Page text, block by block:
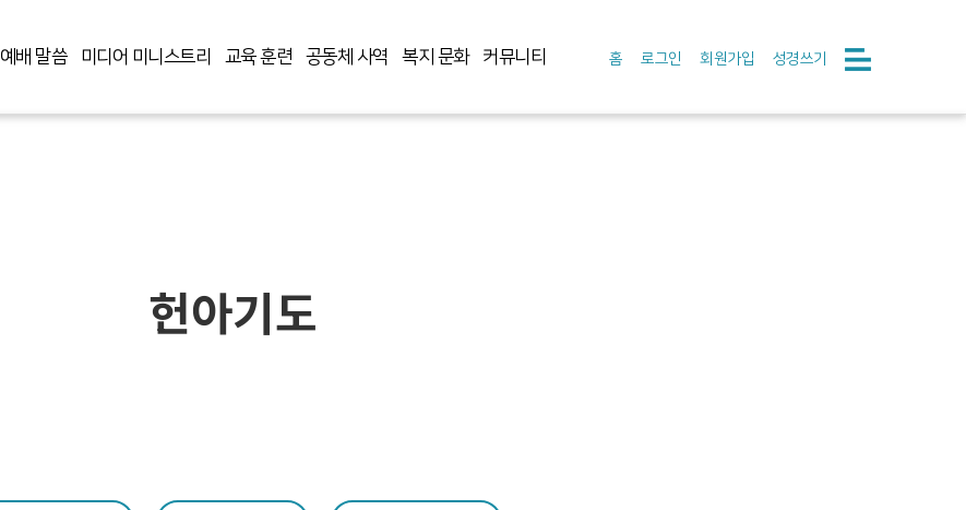
예배 말씀 미디어 미니스트리 교육 훈련 공동체 사역 복지 문화 커뮤니티 홈 로그인 회원가입 성경쓰기
헌아기도